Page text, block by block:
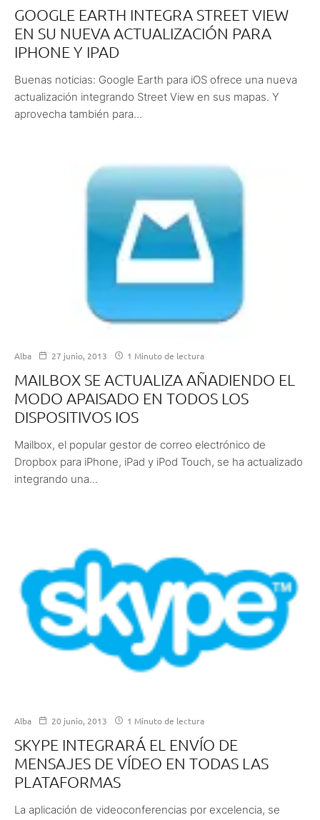
GOOGLE EARTH INTEGRA STREET VIEW
EN SU NUEVA ACTUALIZACIÓN PARA
IPHONE Y IPAD
Buenas noticias: Google Earth para iOS ofrece una nueva
actualización integrando Street View en sus mapas. Y
aprovecha también para...
Alba 27 junio, 2013 1 Minuto de lectura
MAILBOX SE ACTUALIZA AÑADIENDO EL
MODO APAISADO EN TODOS LOS
DISPOSITIVOS IOS
Mailbox, el popular gestor de correo electrónico de
Dropbox para iPhone, iPad y iPod Touch, se ha actualizado
integrando una...
Alba 20 junio, 2013 1 Minuto de lectura
SKYPE INTEGRARÁ EL ENVÍO DE
MENSAJES DE VÍDEO EN TODAS LAS
PLATAFORMAS
La aplicación de videoconferencias por excelencia, se